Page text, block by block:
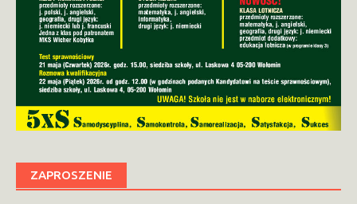
ZAPROSZENIE